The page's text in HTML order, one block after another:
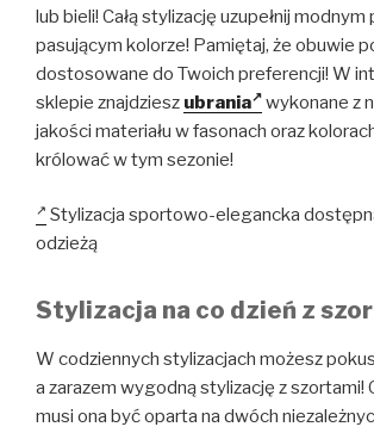
lub bieli! Całą stylizację uzupełnij
pasującym kolorze! Pamiętaj, że obuwie
dostosowane do Twoich preferencji! W
sklepie znajdziesz ubrania
wykonane z
jakości materiału w fasonach oraz
królować w tym sezonie!
Stylizacja sportowo-elegancka
odzieżą
Stylizacja na co dzień z
W codziennych stylizacjach możesz
a zarazem wygodną stylizację z szortami!
musi ona być oparta na dwóch